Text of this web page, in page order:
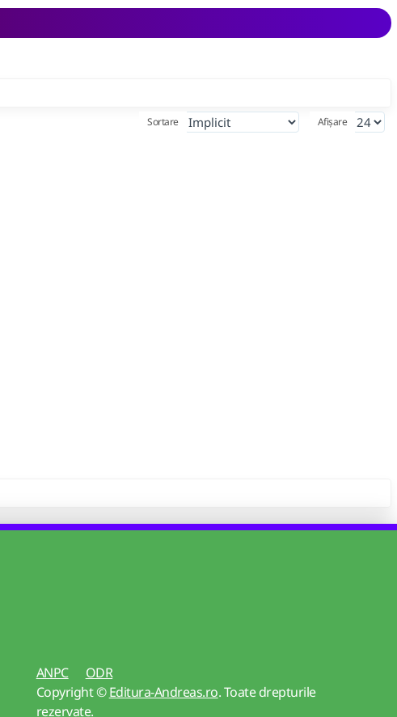
Sortare Afișare
ANPC
ODR
Copyright ©Editura-Andreas.ro. Toate drepturile
rezervate.